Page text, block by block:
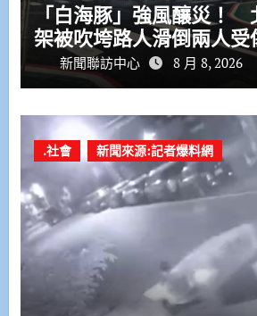
「白海豚」強風釀災！
架被吹垮路人滑倒兩人受
新聞聯訪中心 8 月 8, 2026
.社會 新聞來源:記者爆料網